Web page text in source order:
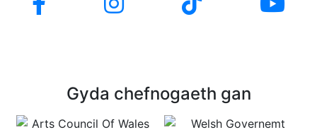
Gyda chefnogaeth gan